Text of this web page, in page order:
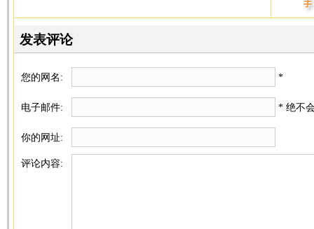
发表评论
您的网名: *
电子邮件: * 绝不
你的网址:
评论内容: